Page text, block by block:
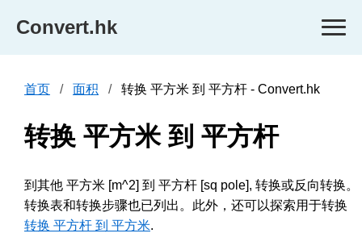
Convert.hk
首页 面积 转换 平方米 到 平方杆 - Convert.hk
转换 平方米 到 平方杆
到其他 平方米 [m^2] 到 平方杆 [sq pole], 转换或反向转换。
转换表和转换步骤也已列出。此外，还可以探索用于转换
转换 平方杆 到 平方米.